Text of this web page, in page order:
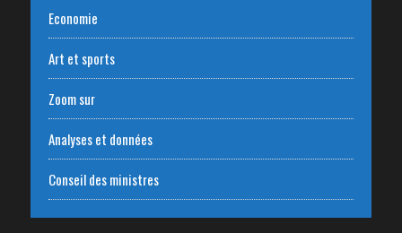
Economie
Art et sports
Zoom sur
Analyses et données
Conseil des ministres